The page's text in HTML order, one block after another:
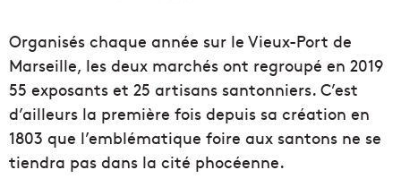
Organisés chaque année sur le Vieux-Port de
Marseille, les deux marchés ont regroupé en 2019
55 exposants et 25 artisans santonniers. C’est
d’ailleurs la première fois depuis sa création en
1803 que l’emblématique foire aux santons ne se
tiendra pas dans la cité phocéenne.